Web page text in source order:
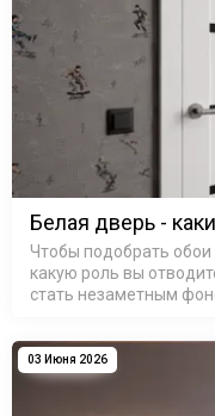
Белая дверь -
Чтобы подобрать
какую роль вы
стать незаметным
обманчиво прост — он
03 Июня 2026